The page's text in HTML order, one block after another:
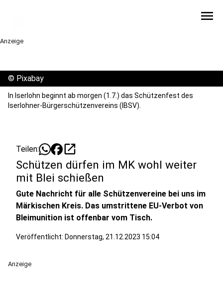
menu
Anzeige
© Pixabay
In Iserlohn beginnt ab morgen (1.7.) das Schützenfest des
Iserlohner-Bürgerschützenvereins (IBSV).
Teilen: open_in_new
Schützen dürfen im MK wohl weiter
mit Blei schießen
Gute Nachricht für alle Schützenvereine bei uns im
Märkischen Kreis. Das umstrittene EU-Verbot von
Bleimunition ist offenbar vom Tisch.
Veröffentlicht: Donnerstag, 21.12.2023 15:04
Anzeige